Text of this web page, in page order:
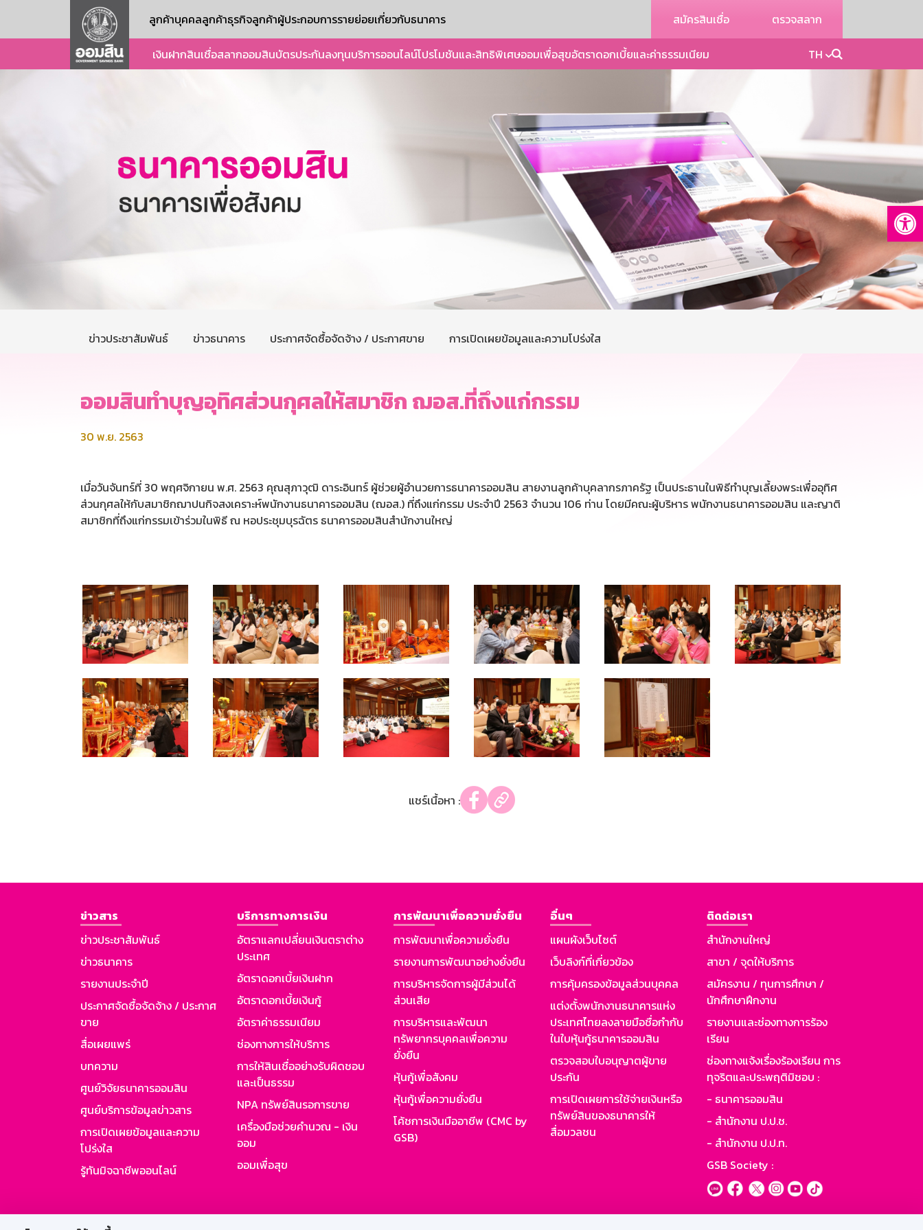
ลูกค้าบุคคลลูกค้าธุรกิจลูกค้าผู้ประกอบการรายย่อยเกี่ยวกับธนาคาร สมัครสินเชื่อ ตรวจสลาก
เงินฝากสินเชื่อสลากออมสินบัตรประกันลงทุนบริการออนไลน์โปรโมชันและสิทธิพิเศษออมเพื่อสุขอัตราดอกเบี้ยและค่าธรรมเนียม TH
ข่าวประชาสัมพันธ์ ข่าวธนาคาร ประกาศจัดซื้อจัดจ้าง / ประกาศขาย การเปิดเผยข้อมูลและความโปร่งใส
ออมสินทำบุญอุทิศส่วนกุศลให้สมาชิก ฌอส.ที่ถึงแก่กรรม
30 พ.ย. 2563
เมื่อวันจันทร์ที่ 30 พฤศจิกายน พ.ศ. 2563 คุณสุภาวุฒิ ดาระอินทร์ ผู้ช่วยผู้อำนวยการธนาคารออมสิน สายงานลูกค้าบุคลากรภาครัฐ เป็นประธานในพิธีทำบุญเลี้ยงพระเพื่ออุทิศ
ส่วนกุศลให้กับสมาชิกฌาปนกิจสงเคราะห์พนักงานธนาคารออมสิน (ฌอส.) ที่ถึงแก่กรรม ประจำปี 2563 จำนวน 106 ท่าน โดยมีคณะผู้บริหาร พนักงานธนาคารออมสิน และญาติ
สมาชิกที่ถึงแก่กรรมเข้าร่วมในพิธี ณ หอประชุมบุรฉัตร ธนาคารออมสินสำนักงานใหญ่
แชร์เนื้อหา :
ข่าวสาร
ข่าวประชาสัมพันธ์
ข่าวธนาคาร
รายงานประจำปี
ประกาศจัดซื้อจัดจ้าง / ประกาศ
ขาย
สื่อเผยแพร่
บทความ
ศูนย์วิจัยธนาคารออมสิน
ศูนย์บริการข้อมูลข่าวสาร
การเปิดเผยข้อมูลและความ
โปร่งใส
รู้ทันมิจฉาชีพออนไลน์
บริการทางการเงิน
อัตราแลกเปลี่ยนเงินตราต่าง
ประเทศ
อัตราดอกเบี้ยเงินฝาก
อัตราดอกเบี้ยเงินกู้
อัตราค่าธรรมเนียม
ช่องทางการให้บริการ
การให้สินเชื่ออย่างรับผิดชอบ
และเป็นธรรม
NPA ทรัพย์สินรอการขาย
เครื่องมือช่วยคำนวณ - เงิน
ออม
ออมเพื่อสุข
การพัฒนาเพื่อความยั่งยืน
การพัฒนาเพื่อความยั่งยืน
รายงานการพัฒนาอย่างยั่งยืน
การบริหารจัดการผู้มีส่วนได้
ส่วนเสีย
การบริหารและพัฒนา
ทรัพยากรบุคคลเพื่อความ
ยั่งยืน
หุ้นกู้เพื่อสังคม
หุ้นกู้เพื่อความยั่งยืน
โค้ชการเงินมืออาชีพ (CMC by
GSB)
อื่นๆ
แผนผังเว็บไซต์
เว็บลิงก์ที่เกี่ยวข้อง
การคุ้มครองข้อมูลส่วนบุคคล
แต่งตั้งพนักงานธนาคารแห่ง
ประเทศไทยลงลายมือชื่อกำกับ
ในใบหุ้นกู้ธนาคารออมสิน
ตรวจสอบใบอนุญาตผู้ขาย
ประกัน
การเปิดเผยการใช้จ่ายเงินหรือ
ทรัพย์สินของธนาคารให้
สื่อมวลชน
ติดต่อเรา
สำนักงานใหญ่
สาขา / จุดให้บริการ
สมัครงาน / ทุนการศึกษา /
นักศึกษาฝึกงาน
รายงานและช่องทางการร้อง
เรียน
ช่องทางแจ้งเรื่องร้องเรียน การ
ทุจริตและประพฤติมิชอบ :
- ธนาคารออมสิน
- สำนักงาน ป.ป.ช.
- สำนักงาน ป.ป.ท.
GSB Society :